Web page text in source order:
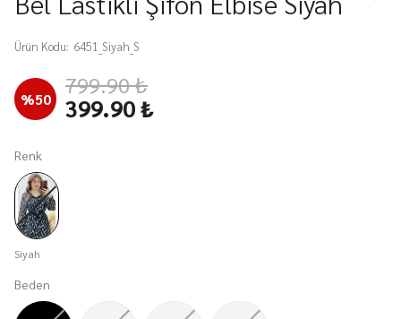
Ürün Kodu: 6451_Siyah_S
%50 799.90 ₺
399.90 ₺
Renk
Siyah
Beden